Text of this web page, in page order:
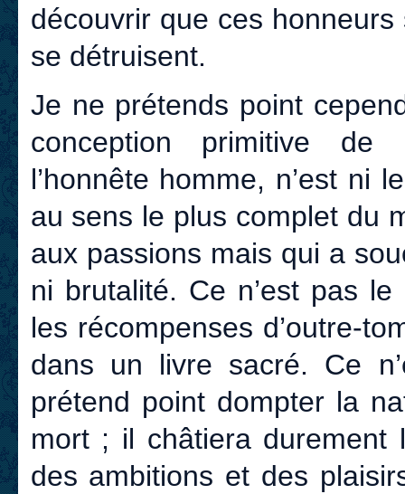
découvrir que ces
se détruisent.
Je ne prétends point
conception primitive de
l’honnête homme, n’est ni
au sens le plus complet du
aux passions mais qui a
ni brutalité. Ce n’est pas le
les récompenses d’outre-
dans un livre sacré. Ce
prétend point dompter la
mort ; il châtiera durement
des ambitions et des